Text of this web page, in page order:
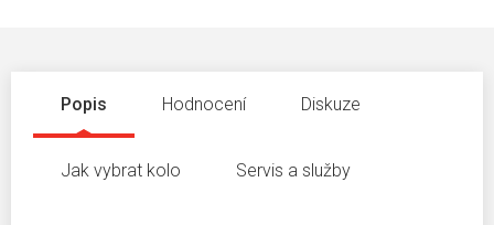
Popis Hodnocení Diskuze
Jak vybrat kolo Servis a služby